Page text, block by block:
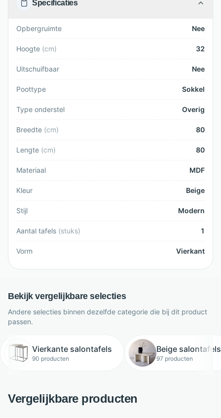
Specificaties
Opbergruimte Nee
Hoogte (cm) 32
Uitschuifbaar Nee
Poottype Sokkel
Type onderstel Overig
Breedte (cm) 80
Lengte (cm) 80
Materiaal MDF
Kleur Beige
Stijl Modern
Aantal tafels (stuks) 1
Vorm Vierkant
Bekijk vergelijkbare selecties
Andere selecties binnen dezelfde categorie die bij dit product
passen.
Vierkante salontafels
90 producten
Beige salontafels
97 producten
Vergelijkbare producten